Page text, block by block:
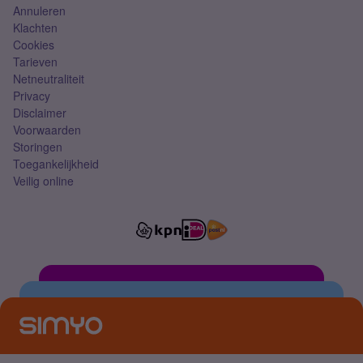
Annuleren
Klachten
Cookies
Tarieven
Netneutraliteit
Privacy
Disclaimer
Voorwaarden
Storingen
Toegankelijkheid
Veilig online